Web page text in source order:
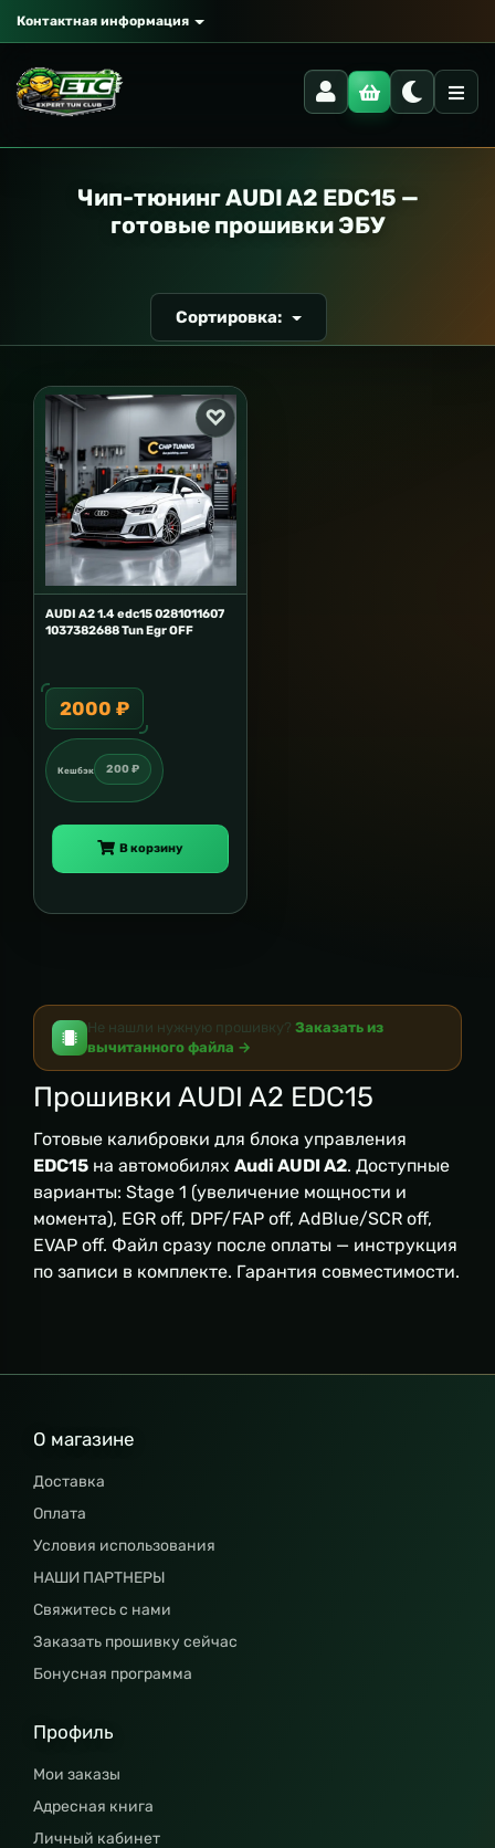
Контактная информация
Чип-тюнинг AUDI A2 EDC15 —
готовые прошивки ЭБУ
Сортировка:
AUDI A2 1.4 edc15 0281011607
1037382688 Tun Egr OFF
2000 ₽
Кешбэк 200 ₽
В корзину
Не нашли нужную прошивку? Заказать из
вычитанного файла →
Прошивки AUDI A2 EDC15
Готовые калибровки для блока управления
EDC15 на автомобилях Audi AUDI A2. Доступные
варианты: Stage 1 (увеличение мощности и
момента), EGR off, DPF/FAP off, AdBlue/SCR off,
EVAP off. Файл сразу после оплаты — инструкция
по записи в комплекте. Гарантия совместимости.
О магазине
Доставка
Оплата
Условия использования
НАШИ ПАРТНЕРЫ
Свяжитесь с нами
Заказать прошивку сейчас
Бонусная программа
Профиль
Мои заказы
Адресная книга
Личный кабинет